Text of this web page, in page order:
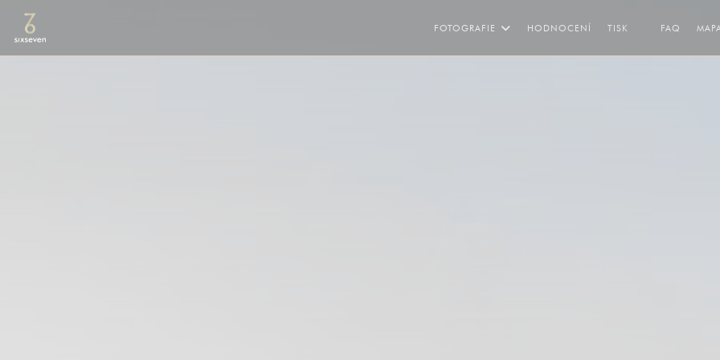
Panel pro správu cookies
FOTOGRAFIE HODNOCENÍ TISK
((OTEVŘE SE V
FAQ